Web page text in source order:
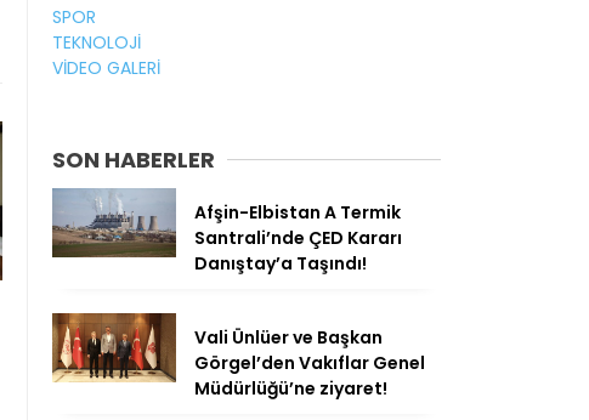
SPOR
TEKNOLOJİ
VİDEO GALERİ
SON HABERLER
Afşin-Elbistan A Termik
Santrali’nde ÇED Kararı
Danıştay’a Taşındı!
Vali Ünlüer ve Başkan
Görgel’den Vakıflar Genel
Müdürlüğü’ne ziyaret!